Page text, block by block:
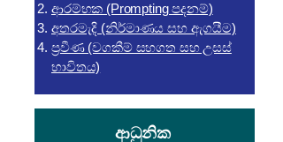
ආරම්භක (Prompting පදනම්)
අතරමැදි (නිර්මාණය සහ ඇගයීම)
ප්‍රවීණ (වගකීම් සහගත සහ උසස්
භාවිතය)
ආධුනික